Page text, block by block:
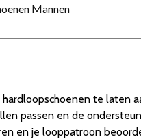
Mannen
te
passen en de
en je looppatroon